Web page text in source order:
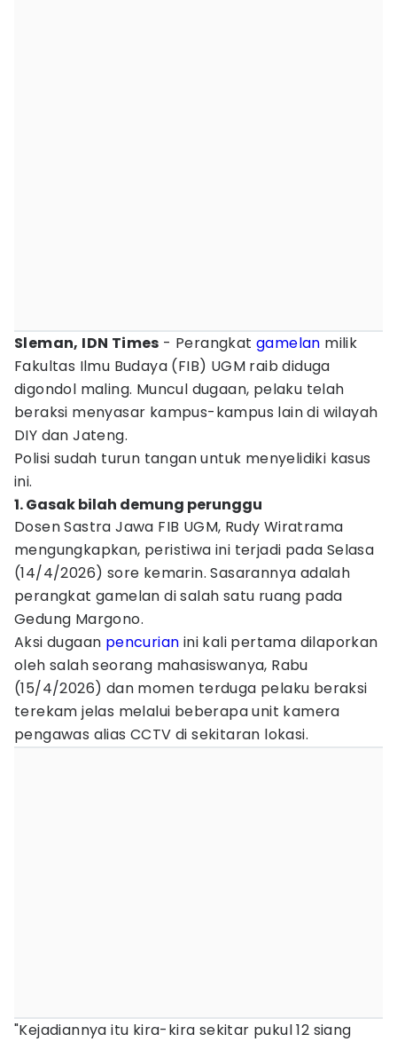
Sleman, IDN Times - Perangkatgamelan milik
Fakultas Ilmu Budaya (FIB) UGM raib diduga
digondol maling. Muncul dugaan, pelaku telah
beraksi menyasar kampus-kampus lain di wilayah
DIY dan Jateng.
Polisi sudah turun tangan untuk menyelidiki kasus
ini.
1. Gasak bilah demung perunggu
Dosen Sastra Jawa FIB UGM, Rudy Wiratrama
mengungkapkan, peristiwa ini terjadi pada Selasa
(14/4/2026) sore kemarin. Sasarannya adalah
perangkat gamelan di salah satu ruang pada
Gedung Margono.
Aksi dugaan pencurian ini kali pertama dilaporkan
oleh salah seorang mahasiswanya, Rabu
(15/4/2026) dan momen terduga pelaku beraksi
terekam jelas melalui beberapa unit kamera
pengawas alias CCTV di sekitaran lokasi.
"Kejadiannya itu kira-kira sekitar pukul 12 siang